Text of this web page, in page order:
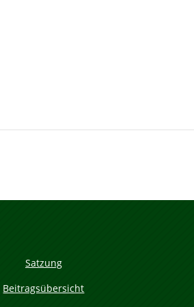
Satzung
Beitragsübersicht